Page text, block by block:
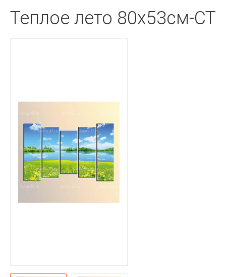
Теплое лето 80x53см-CT